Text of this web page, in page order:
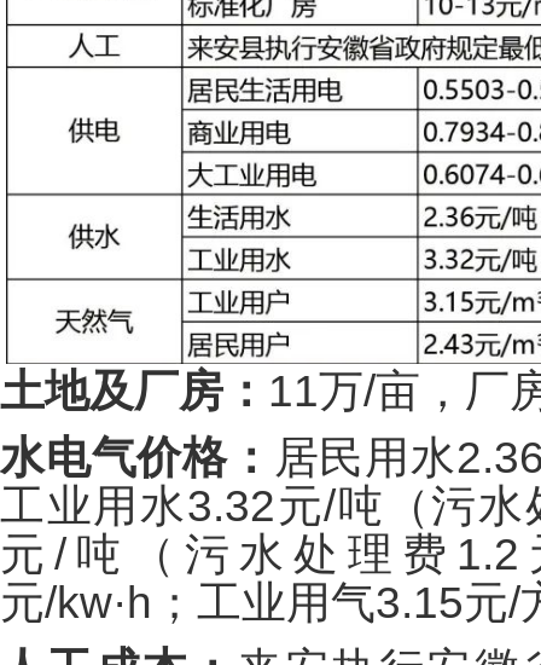
土地及厂房： 11万/亩，厂
水电气价格： 居民用水
工业用水3.32元/吨（污
元/吨（污水处理费1.2
元/kw·h；工业用气3.15元/